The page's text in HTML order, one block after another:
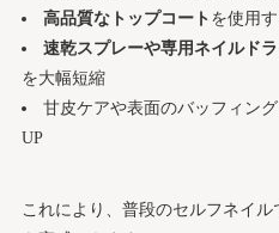
高品質なトップコート を使用
速乾スプレーや専用ネイルド
を大幅短縮
甘皮ケアや表面のバッフィン
UP
これにより、普段のセルフネイ